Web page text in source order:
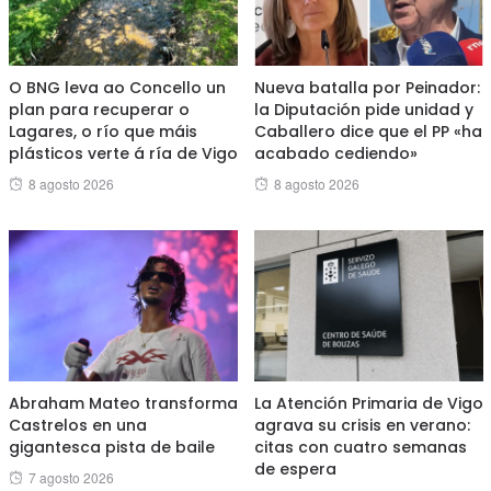
O BNG leva ao Concello un
plan para recuperar o
Lagares, o río que máis
plásticos verte á ría de Vigo
Posted
8 agosto 2026
Nueva batalla por Peinador:
la Diputación pide unidad y
Caballero dice que el PP «ha
acabado cediendo»
Posted
8 agosto 2026
Abraham Mateo transforma
Castrelos en una
gigantesca pista de baile
Posted
7 agosto 2026
La Atención Primaria de Vigo
agrava su crisis en verano:
citas con cuatro semanas
de espera